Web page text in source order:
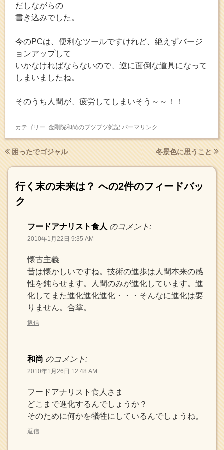
だしながらの
書き込みでした。
今のPCは、便利なツールですけれど、絶えずバージ
ョンアップして
いかなければならないので、逆に面倒な道具になって
しまいましたね。
そのうち人間が、疲労してしまいそう～～！！
カテゴリー: 金剛院和尚のブツブツ雑記 パーマリンク
困ったでゴジャル 冬景色に思うこと
行く末の未来は？ への2件のフィードバッ
ク
フードアナリスト食人 のコメント:
2010年1月22日 9:35 AM
懐古主義
昔は懐かしいですね。技術の進歩は人間本来の感
性を鈍らせます。人間のみが進化しています。進
化してまた進化進化進化・・・そんなに進化は要
りません。合掌。
返信
和尚 のコメント:
2010年1月26日 12:48 AM
フードアナリスト食人さま
どこまで進化するんでしょうか？
そのために何かを犠牲にしているんでしょうね。
返信